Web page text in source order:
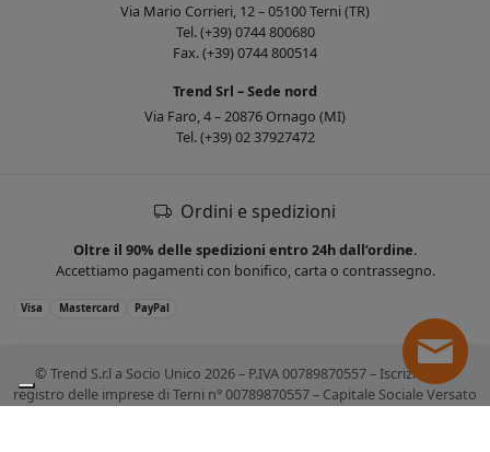
Via Mario Corrieri, 12 – 05100 Terni (TR)
Tel. (+39) 0744 800680
Fax. (+39) 0744 800514
Trend Srl – Sede nord
Via Faro, 4 – 20876 Ornago (MI)
Tel. (+39) 02 37927472
Ordini e spedizioni
Oltre il 90% delle spedizioni entro 24h dall’ordine.
Accettiamo pagamenti con bonifico, carta o contrassegno.
Visa Mastercard PayPal
© Trend S.r.l a Socio Unico 2026 – P.IVA 00789870557 – Iscrizione al
registro delle imprese di Terni n° 00789870557 – Capitale Sociale Versato